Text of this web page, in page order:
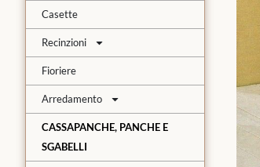
Casette
Recinzioni
Fioriere
Arredamento
CASSAPANCHE, PANCHE E
SGABELLI